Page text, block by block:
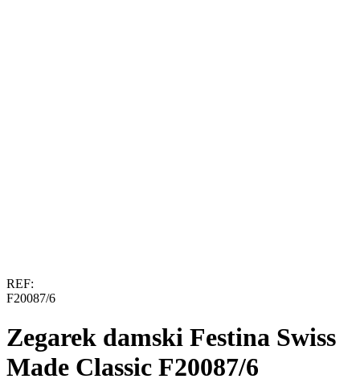
REF:
F20087/6
Zegarek damski Festina Swiss
Made Classic F20087/6